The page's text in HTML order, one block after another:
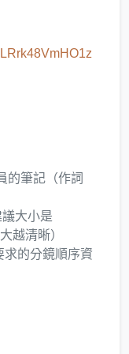
的筆記（作詞
大小是
越清晰）
求的分鏡順序資